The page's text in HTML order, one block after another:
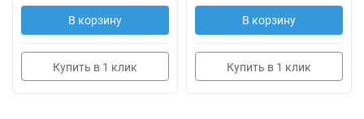
В корзину
Купить в 1 клик
В корзину
Купить в 1 клик